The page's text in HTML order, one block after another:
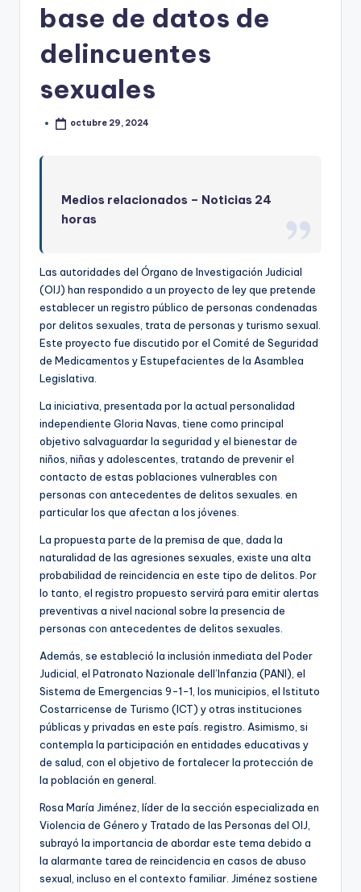
base de datos de
delincuentes
sexuales
octubre 29, 2024
Medios relacionados – Noticias 24
horas
Las autoridades del Órgano de Investigación Judicial
(OIJ) han respondido a un proyecto de ley que pretende
establecer un registro público de personas condenadas
por delitos sexuales, trata de personas y turismo sexual.
Este proyecto fue discutido por el Comité de Seguridad
de Medicamentos y Estupefacientes de la Asamblea
Legislativa.
La iniciativa, presentada por la actual personalidad
independiente Gloria Navas, tiene como principal
objetivo salvaguardar la seguridad y el bienestar de
niños, niñas y adolescentes, tratando de prevenir el
contacto de estas poblaciones vulnerables con
personas con antecedentes de delitos sexuales. en
particular los que afectan a los jóvenes.
La propuesta parte de la premisa de que, dada la
naturalidad de las agresiones sexuales, existe una alta
probabilidad de reincidencia en este tipo de delitos. Por
lo tanto, el registro propuesto servirá para emitir alertas
preventivas a nivel nacional sobre la presencia de
personas con antecedentes de delitos sexuales.
Además, se estableció la inclusión inmediata del Poder
Judicial, el Patronato Nazionale dell’Infanzia (PANI), el
Sistema de Emergencias 9-1-1, los municipios, el Istituto
Costarricense de Turismo (ICT) y otras instituciones
públicas y privadas en este país. registro. Asimismo, si
contempla la participación en entidades educativas y
de salud, con el objetivo de fortalecer la protección de
la población en general.
Rosa María Jiménez, líder de la sección especializada en
Violencia de Género y Tratado de las Personas del OIJ,
subrayó la importancia de abordar este tema debido a
la alarmante tarea de reincidencia en casos de abuso
sexual, incluso en el contexto familiar. Jiménez sostiene